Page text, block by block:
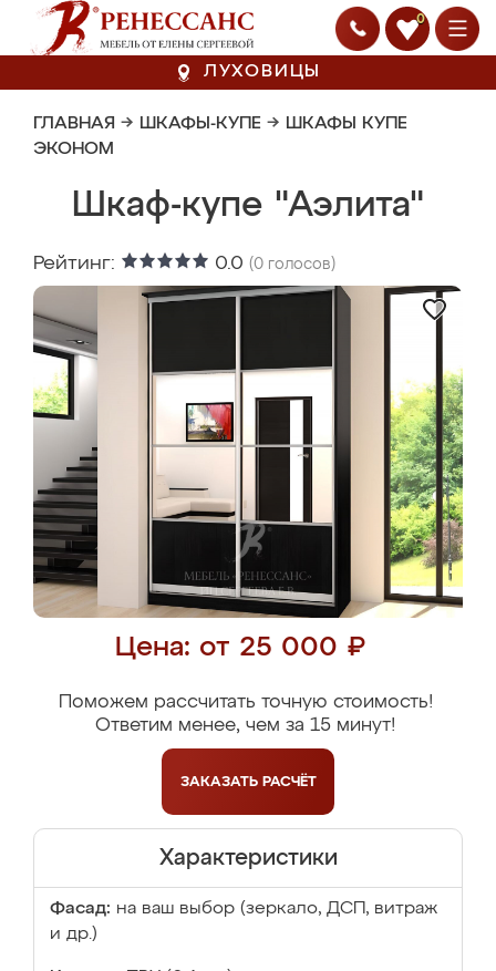
0
ЛУХОВИЦЫ
ГЛАВНАЯ → ШКАФЫ-КУПЕ → ШКАФЫ КУПЕ
ЭКОНОМ
Шкаф-купе "Аэлита"
Рейтинг: 0.0 (0 голосов)
Цена: от 25 000 ₽
Поможем рассчитать точную стоимость!
Ответим менее, чем за 15 минут!
ЗАКАЗАТЬ РАСЧЁТ
Характеристики
Фасад: на ваш выбор (зеркало, ДСП, витраж
и др.)